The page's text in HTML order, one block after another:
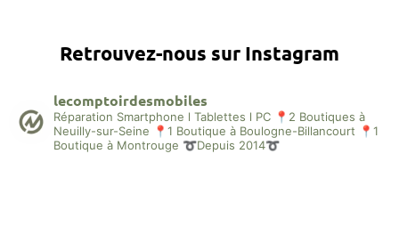
Retrouvez-nous sur Instagram
lecomptoirdesmobiles
Réparation Smartphone l Tablettes l PC 📍2 Boutiques à
Neuilly-sur-Seine 📍1 Boutique à Boulogne-Billancourt 📍1
Boutique à Montrouge ➰Depuis 2014➰